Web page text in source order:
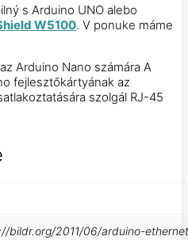
s Arduino UNO alebo
W5100. V ponuke máme
Arduino Nano számára A
fejlesztőkártyának az
szolgál RJ-45
bildr.org/2011/06/arduino-